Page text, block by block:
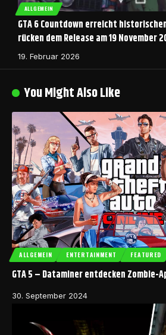
ALLGEMEIN
GTA 6 Countdown erreicht
rücken dem Release am 19 November
19. Februar 2026
You Might Also Like
ALLGEMEIN ENTERTAINMENT FEATURED
GTA 5 – Dataminer entdecken Zombie-
30. September 2024